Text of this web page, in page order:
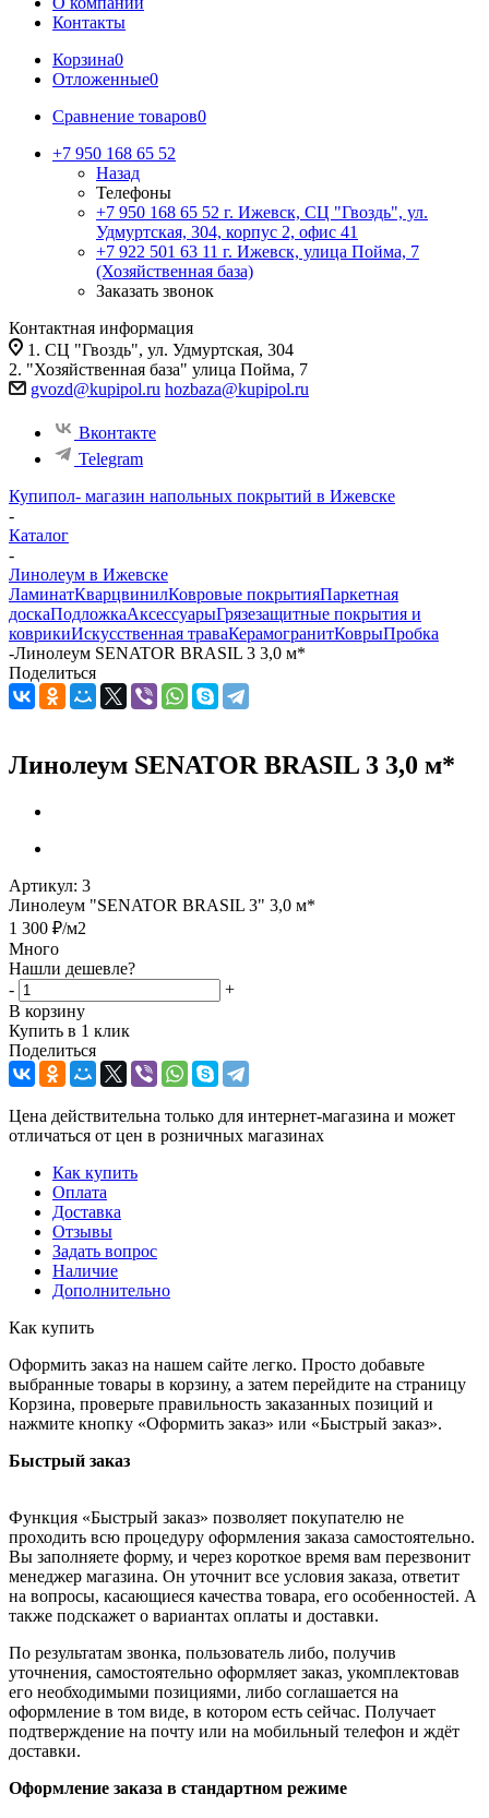
Контакты
Корзина0
Отложенные0
Сравнение товаров0
+7 950 168 65 52
Назад
Телефоны
+7 950 168 65 52 г. Ижевск, СЦ "Гвоздь", ул.
Удмуртская, 304, корпус 2, офис 41
+7 922 501 63 11 г. Ижевск, улица Пойма, 7
(Хозяйственная база)
Заказать звонок
Контактная информация
1. СЦ "Гвоздь", ул. Удмуртская, 304
2. "Хозяйственная база" улица Пойма, 7
gvozd@kupipol.ru hozbaza@kupipol.ru
Вконтакте
Telegram
Купипол- магазин напольных покрытий в Ижевске
-
Каталог
-
Линолеум в Ижевске
ЛаминатКварцвинилКовровые покрытияПаркетная
доскаПодложкаАксессуарыГрязезащитные покрытия и
коврикиИскусственная траваКерамогранитКоврыПробка
-Линолеум SENATOR BRASIL 3 3,0 м*
Поделиться
Линолеум SENATOR BRASIL 3 3,0 м*
Артикул: 3
Линолеум "SENATOR BRASIL 3" 3,0 м*
1 300 ₽/м2
Много
Нашли дешевле?
-
+
В корзину
Купить в 1 клик
Поделиться
Цена действительна только для интернет-магазина и может
отличаться от цен в розничных магазинах
Как купить
Оплата
Доставка
Отзывы
Задать вопрос
Наличие
Дополнительно
Как купить
Оформить заказ на нашем сайте легко. Просто добавьте
выбранные товары в корзину, а затем перейдите на страницу
Корзина, проверьте правильность заказанных позиций и
нажмите кнопку «Оформить заказ» или «Быстрый заказ».
Быстрый заказ
Функция «Быстрый заказ» позволяет покупателю не
проходить всю процедуру оформления заказа самостоятельно.
Вы заполняете форму, и через короткое время вам перезвонит
менеджер магазина. Он уточнит все условия заказа, ответит
на вопросы, касающиеся качества товара, его особенностей. А
также подскажет о вариантах оплаты и доставки.
По результатам звонка, пользователь либо, получив
уточнения, самостоятельно оформляет заказ, укомплектовав
его необходимыми позициями, либо соглашается на
оформление в том виде, в котором есть сейчас. Получает
подтверждение на почту или на мобильный телефон и ждёт
доставки.
Оформление заказа в стандартном режиме